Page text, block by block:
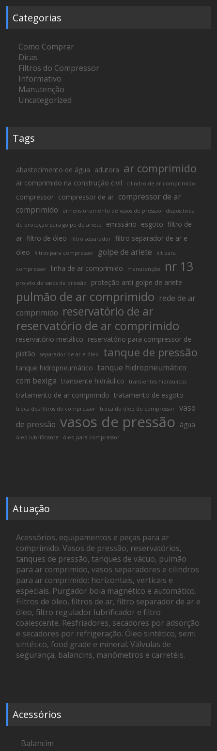
Categorias
Como Comprar
Dicas
Filtros do Compressor
Informativo
Manutenção
Uncategorized
Tags
abastecimento de água adutora ar comprimido
ar comprimido na construção civil cilindro de ar comprimido
compressor compressor de ar compressor de ar
comprimido
dimensionamento de vasos de pressão dispositivos
de proteção para golpe de ariete emissário esgoto filtro de
ar filtro de óleo filtro separador
filtro separador de ar e
óleo
filtros para compressor golpe de ariete kit para
compressor linha de ar comprimido manutenção nr 13
projeto de vasos de pressão proteção anti golpe de ariete
pulmão de ar comprimido rede de ar
comprimido reservatório de ar
reservatório de ar comprimido
reservatório metálico reservatório para compressor de
pistão
separador de ar e óleo tanque de pressão
tanque hidropneumático tanque hidropneumático
com bexiga transiente hidráulico transientes hidráulicos
tratamento de ar comprimido tratamento de esgoto
troca dos filtros do compressor troca do óleo do compressor
vaso
de pressão vasos de pressão água
óleo lubrificante óleo para compressor
Atuação
Acessórios, equipamentos e peças para ar
comprimido. Vasos de pressão, reservatórios,
tanques de pressão, tanques de vácuo, pulmão
para ar comprimido, vasos separadores e cilindros
para ar comprimido: horizontais, verticais e
especiais. Purgador boia magnético e automático.
Filtros de óleo, filtros de ar, filtro separador de ar e
óleo, filtro regulador lubrificador e filtro
coalescente. Resfriadores, secadores por adsorção
e secadores por refrigeração. Óleo sintético, semi
sintético, food grade e mineral. Válvulas de
segurança, balancins, manômetros e carretéis.
Acessórios
Balancim